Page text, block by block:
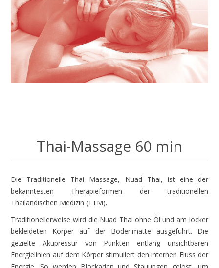
Thai-Massage 60 min
Die Traditionelle Thai Massage, Nuad Thai, ist eine der
bekanntesten Therapieformen der traditionellen
Thailändischen Medizin (TTM).
Traditionellerweise wird die Nuad Thai ohne Öl und am locker
bekleideten Körper auf der Bodenmatte ausgeführt. Die
gezielte Akupressur von Punkten entlang unsichtbaren
Energielinien auf dem Körper stimuliert den internen Fluss der
Energie. So werden Blockaden und Stauungen gelöst, um